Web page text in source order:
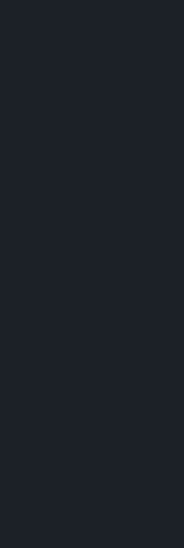
ที่ไร้จุดหมาย ได้พบ
งไทย-อเมริกันที่ต้อ
แม่ผู้ล่วงลับ ทั้งสอง
หว่างทางพวกเขาไ
เต็มไปด้วยความสนุก
องเผชิญกับเหตุการ
าทายความสัมพันธ์ข
อย่างยูอิ (Yui
นให้กับเรื่องราว ท
ประสบการณ์ที่น่าจดจ